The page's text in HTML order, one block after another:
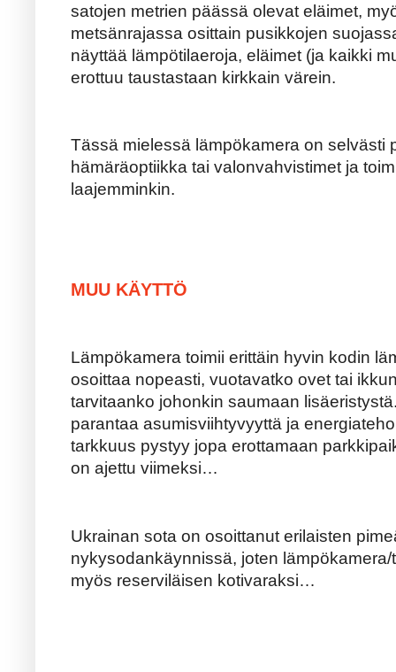
satojen metrien päässä olevat eläimet,
metsänrajassa osittain pusikkojen
näyttää lämpötilaeroja, eläimet (ja kaikki
erottuu taustastaan kirkkain värein.
Tässä mielessä lämpökamera on selvästi
hämäräoptiikka tai valonvahvistimet ja
laajemminkin.
MUU KÄYTTÖ
Lämpökamera toimii erittäin hyvin kodin
osoittaa nopeasti, vuotavatko ovet tai
tarvitaanko johonkin saumaan
parantaa asumisviihtyvyyttä ja
tarkkuus pystyy jopa erottamaan
on ajettu viimeksi…
Ukrainan sota on osoittanut erilaisten
nykysodankäynnissä, joten
myös reserviläisen kotivaraksi…